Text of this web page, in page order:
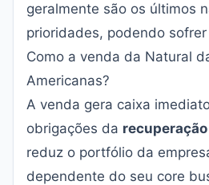
geralmente são os últimos
prioridades, podendo
Como a venda da Natural
Americanas?
A venda gera caixa
obrigações da
reduz o portfólio da
dependente do seu core